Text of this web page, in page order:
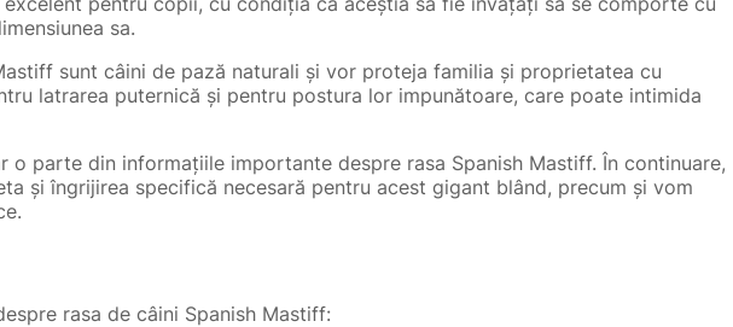
sa.
sunt câini de pază naturali și vor proteja familia și proprietatea cu
latrarea puternică și pentru postura lor impunătoare, care poate intimida
o parte din informațiile importante despre rasa Spanish Mastiff. În continuare,
și îngrijirea specifică necesară pentru acest gigant blând, precum și vom
rasa de câini Spanish Mastiff: